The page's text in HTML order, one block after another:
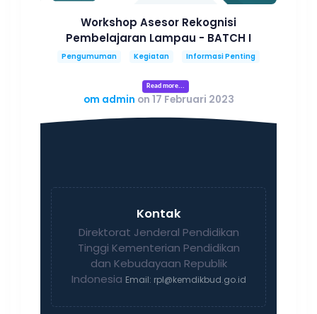
Workshop Asesor Rekognisi
Pembelajaran Lampau - BATCH I
Pengumuman Kegiatan Informasi Penting
Read more...
om admin on 17 Februari 2023
Kontak
Direktorat Jenderal Pendidikan
Tinggi Kementerian Pendidikan
dan Kebudayaan Republik
Indonesia Email: rpl@kemdikbud.go.id